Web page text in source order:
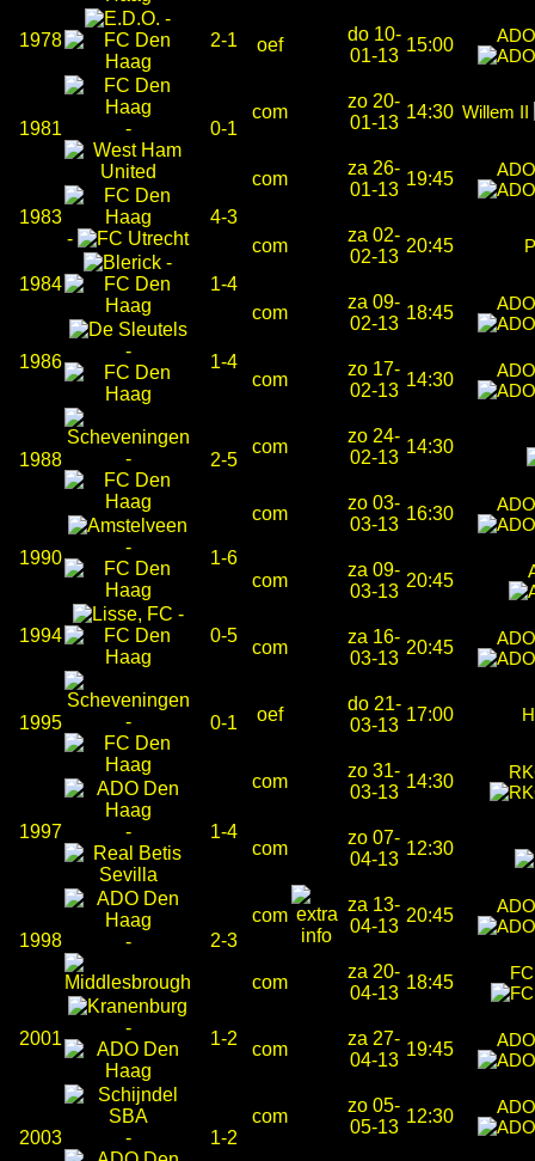
1978
-
2-1
1981 - 0-1
1983
-
4-3
1984
-
1-4
1986
-
1-4
1988 - 2-5
1990
-
1-6
1994
-
0-5
1995 - 0-1
1997 - 1-4
1998 - 2-3
2001
-
1-2
2003 - 1-2
oef
do 10-
01-13
15:00
com
zo 20-
01-13
14:30 Willem II
com
za 26-
01-13
19:45
com
za 02-
02-13
20:45
com
za 09-
02-13
18:45
com
zo 17-
02-13
14:30
com
zo 24-
02-13
14:30
com
zo 03-
03-13
16:30
com
za 09-
03-13
20:45
com
za 16-
03-13
20:45
oef
do 21-
03-13
17:00
com
zo 31-
03-13
14:30
com
zo 07-
04-13
12:30
com
za 13-
04-13
20:45
com
za 20-
04-13
18:45
com
za 27-
04-13
19:45
com
zo 05-
05-13
12:30